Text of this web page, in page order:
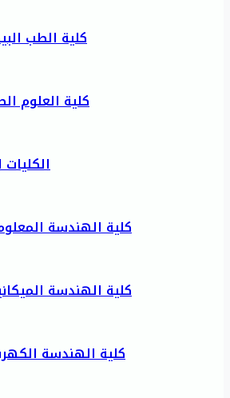
كلية الطب
كلية العلوم
كلية الهندسة
كلية الهندسة
كلية الهندسة